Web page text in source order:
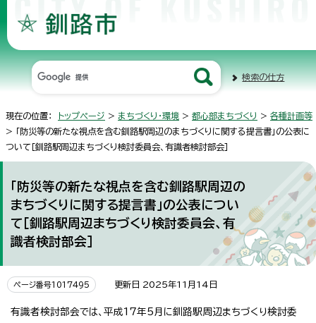
検索の仕方
現在の位置： トップページ > まちづくり・環境 > 都心部まちづくり > 各種計画等
> 「防災等の新たな視点を含む釧路駅周辺のまちづくりに関する提言書」の公表に
ついて［釧路駅周辺まちづくり検討委員会、有識者検討部会］
「防災等の新たな視点を含む釧路駅周辺の
まちづくりに関する提言書」の公表につい
て［釧路駅周辺まちづくり検討委員会、有
識者検討部会］
ページ番号1017495 更新日 2025年11月14日
有識者検討部会では、平成17年5月に釧路駅周辺まちづくり検討委